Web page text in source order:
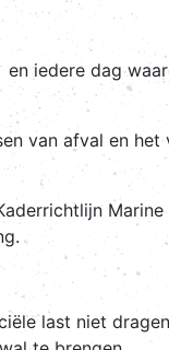
en iedere dag
van afval en het
last niet